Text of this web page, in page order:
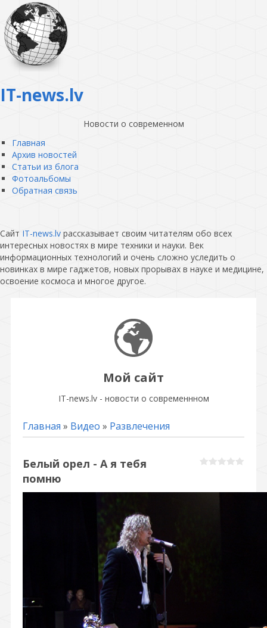
IT-news.lv
Новости о современном
Главная
Архив новостей
Статьи из блога
Фотоальбомы
Обратная связь
Сайт IT-news.lv рассказывает своим читателям обо всех
интересных новостях в мире техники и науки. Век
информационных технологий и очень сложно уследить о
новинках в мире гаджетов, новых прорывах в науке и медицине,
освоение космоса и многое другое.
Мой сайт
IT-news.lv - новости о современнном
Главная » Видео » Развлечения
Белый орел - А я тебя
помню